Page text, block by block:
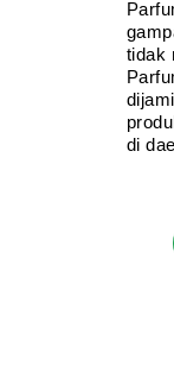
tidak
di